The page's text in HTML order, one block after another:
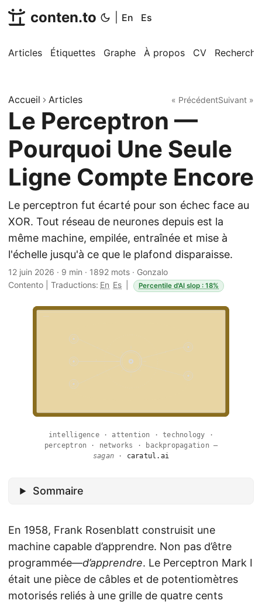
conten.to En Es
Articles Étiquettes Graphe À propos CV
Accueil Articles « PrécédentSuivant »
Le Perceptron —
Pourquoi Une Seule
Ligne Compte Encore
Le perceptron fut écarté pour son échec face au
XOR. Tout réseau de neurones depuis est la
même machine, empilée, entraînée et mise à
l'échelle jusqu'à ce que le plafond disparaisse.
12 juin 2026 · 9 min · 1892 mots · Gonzalo
Contento
Traductions: En Es Percentile d'AI slop : 18%
intelligence · attention · technology ·
perceptron · networks · backpropagation —
sagan · caratul.ai
Sommaire
En 1958, Frank Rosenblatt construisit une
machine capable d’apprendre. Non pas d’être
programmée—d’apprendre. Le Perceptron Mark I
était une pièce de câbles et de potentiomètres
motorisés reliés à une grille de quatre cents